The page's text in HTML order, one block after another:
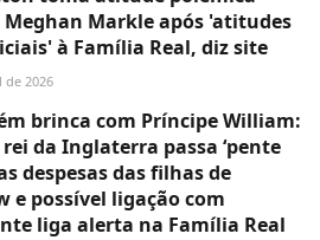
Markle após 'atitudes
à Família Real, diz site
de 2026
brinca com Príncipe William:
da Inglaterra passa ‘pente
despesas das filhas de
e possível ligação com
liga alerta na Família Real